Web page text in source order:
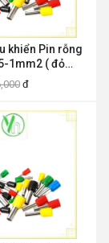
khiển Pin rỗng
1mm2 ( đỏ
2510 CHINA
đ